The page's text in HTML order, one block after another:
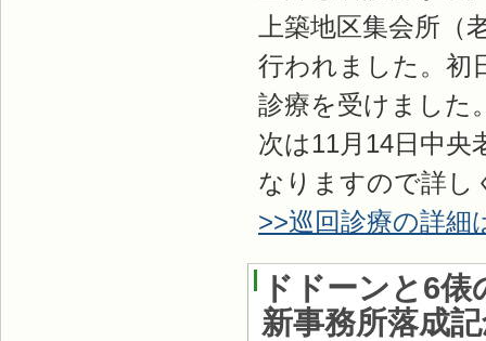
上築地区集会所
行われました。初
診療を受けました
次は11月14日中央
なりますので詳し
>>巡回診療の詳細
ドドーンと6
新事務所落成